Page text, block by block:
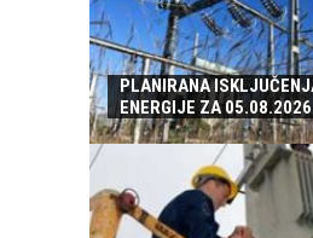
PLANIRANA
ENERGIJE ZA